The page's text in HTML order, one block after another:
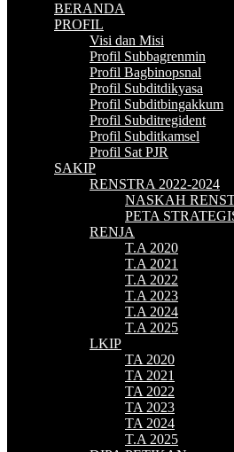
BERANDA
PROFIL
Visi dan Misi
Profil Subbagrenmin
Profil Bagbinopsnal
Profil Subditdikyasa
Profil Subditbingakkum
Profil Subditregident
Profil Subditkamsel
Profil Sat PJR
SAKIP
RENSTRA 2022-2024
NASKAH
PETA
RENJA
T.A 2020
T.A 2021
T.A 2022
T.A 2023
T.A 2024
T.A 2025
LKIP
TA 2020
TA 2021
TA 2022
TA 2023
TA 2024
T.A 2025